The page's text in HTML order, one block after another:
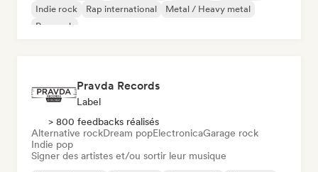
Indie rock
Rap international
Metal / Heavy metal
Pop rock
Pravda Records
Label
> 800 feedbacks réalisés
Alternative rockDream popElectronicaGarage rock
Indie pop
Signer des artistes et/ou sortir leur musique